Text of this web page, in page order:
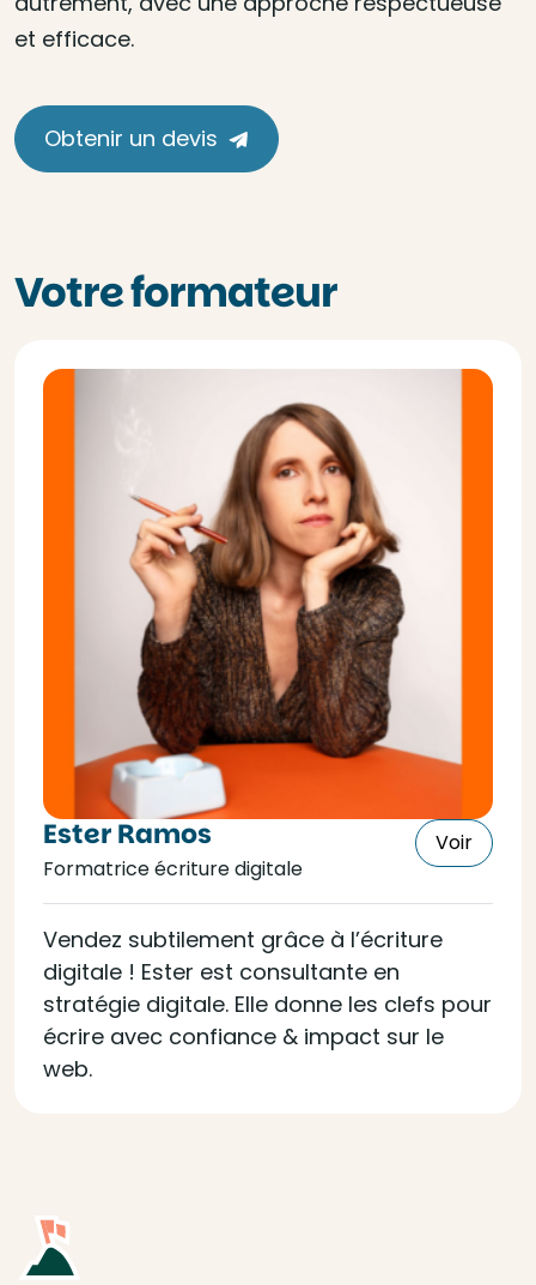
et efficace.
Obtenir un devis
Votre formateur
Ester Ramos
Formatrice écriture digitale
Voir
Vendez subtilement grâce à l’écriture
digitale ! Ester est consultante en
stratégie digitale. Elle donne les clefs pour
écrire avec confiance & impact sur le
web.